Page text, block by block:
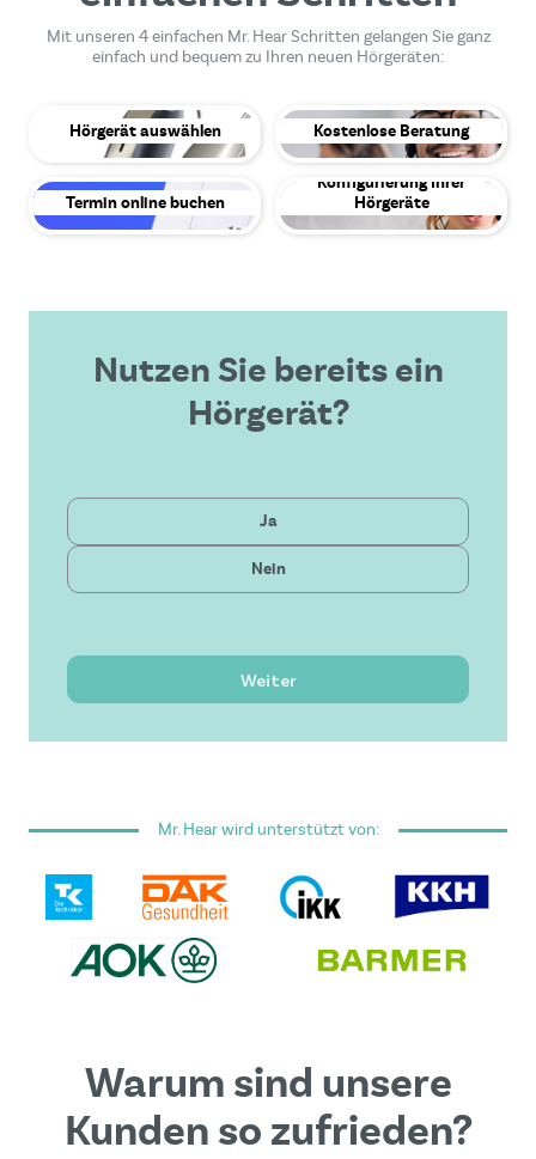
Mit unseren 4 einfachen Mr. Hear Schritten gelangen Sie ganz
einfach und bequem zu Ihren neuen Hörgeräten:
Hörgerät auswählen Kostenlose Beratung
Termin online buchen
Konfigurierung Ihrer
Hörgeräte
Nutzen Sie bereits ein
Hörgerät?
Ja
Nein
Weiter
Privat
Gesetzlich
Hervorragender Service
Dieses Formular ist durch reCAPTCHA geschützt - es
gelten die Google Datenschutzrichtlinie
Nutzungsbedingungen
Mr. Hear wird unterstützt von:
Warum sind unsere
Kunden so zufrieden?